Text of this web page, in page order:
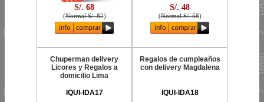
S/. 68
(Normal S/. 82)
S/. 48
(Normal S/. 58)
Chuperman delivery
Licores y Regalos a
domicilio Lima
IQUI-IDA17
Regalos de cumpleaños
con delivery Magdalena
IQUI-IDA18